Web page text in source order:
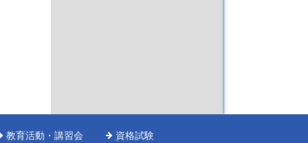
教育活動・講習会 資格試験